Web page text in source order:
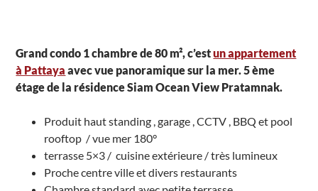
Grand condo 1 chambre de 80 m², c’estun appartement
à Pattaya avec vue panoramique sur la mer. 5 ème
étage de la résidence Siam Ocean View Pratamnak.
Produit haut standing , garage , CCTV , BBQ et pool
rooftop / vue mer 180°
terrasse 5×3 / cuisine extérieure / très lumineux
Proche centre ville et divers restaurants